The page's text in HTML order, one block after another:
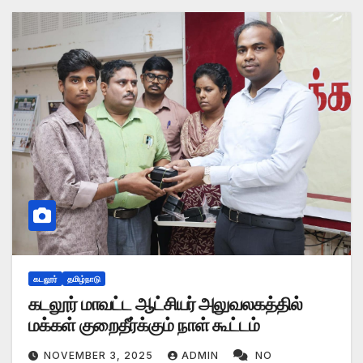
கடலூர் தமிழ்நாடு
கடலூர் மாவட்ட ஆட்சியர் அலுவலகத்தில்
மக்கள் குறைதீர்க்கும் நாள் கூட்டம்
NOVEMBER 3, 2025 ADMIN
NO